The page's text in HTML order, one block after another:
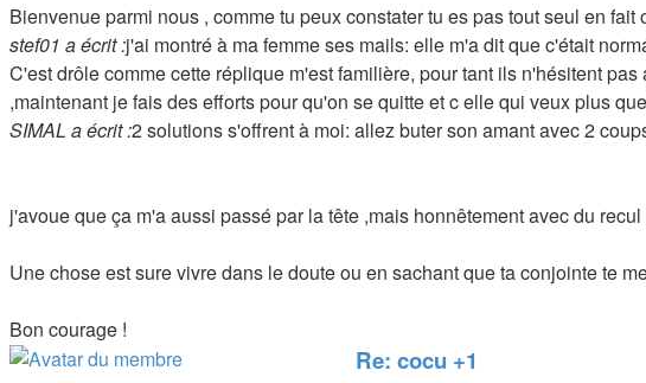
Bienvenue parmi nous , comme tu peux constater tu es pas tout seul en
stef01 a écrit :j'ai montré à ma femme ses mails: elle m'a dit que c'était
C'est drôle comme cette réplique m'est familière, pour tant ils n'hésitent
,maintenant je fais des efforts pour qu'on se quitte et c elle qui veux plus
SIMAL a écrit :2 solutions s'offrent à moi: allez buter son amant avec 2
j'avoue que ça m'a aussi passé par la tête ,mais honnêtement avec du
Une chose est sure vivre dans le doute ou en sachant que ta conjointe te
Bon courage !
Re: cocu +1